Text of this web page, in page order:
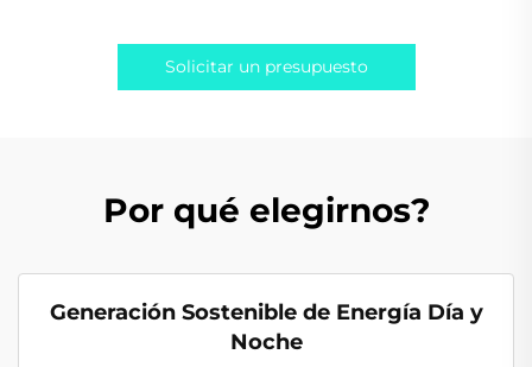
Solicitar un presupuesto
Por qué elegirnos?
Generación Sostenible de Energía Día y
Noche